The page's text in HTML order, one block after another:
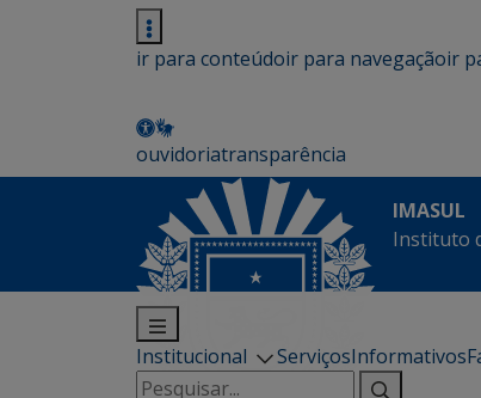
ir para conteúdoir para navegaçãoir
ouvidoriatransparência
IMASUL
Instituto
Institucional ServiçosInformativos
Pesquisar